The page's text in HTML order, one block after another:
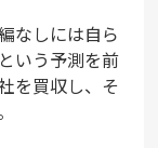
なしには自ら
いう予測を前
を買収し、そ